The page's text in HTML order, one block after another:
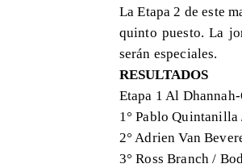
La Etapa 2 de este
quinto puesto. La
serán especiales.
RESULTADOS
Etapa 1 Al
1° Pablo
2° Adrien Van
3° Ross Branch /